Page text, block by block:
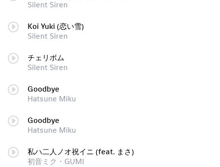
Silent Siren
Koi Yuki (恋い雪)
Silent Siren
チェリボム
Silent Siren
Goodbye
Hatsune Miku
Goodbye
Hatsune Miku
私ハ二人ノオ祝イニ (feat. まさ)
初音ミク・GUMI